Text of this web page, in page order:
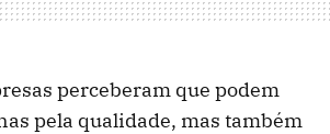
perceberam que podem
pela qualidade, mas também